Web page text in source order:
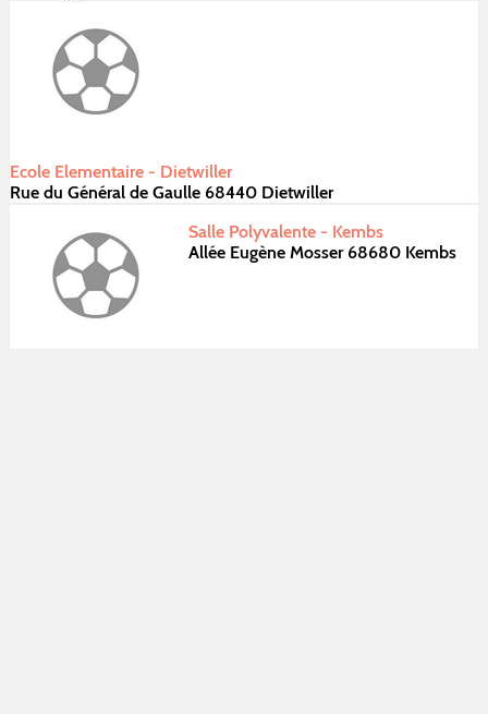
Ecole Elementaire - Dietwiller
Rue du Général de Gaulle 68440 Dietwiller
Salle Polyvalente - Kembs
Allée Eugène Mosser 68680 Kembs